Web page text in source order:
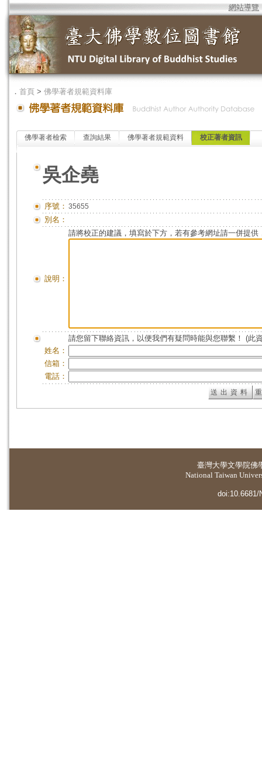
網站導覽
． 首頁 > 佛學著者規範資料庫
佛學著者檢索 查詢結果 佛學著者規範資料 校正著者資訊
吳企堯
序號： 35655
別名：
說明：
請將校正的建議，填寫於下方，若有參考網址請一併提供
請您留下聯絡資訊，以便我們有疑問時能與您聯繫！ (此
姓名：
信箱：
電話：
臺灣大學文學院佛
National Taiwan
doi:10.6681/